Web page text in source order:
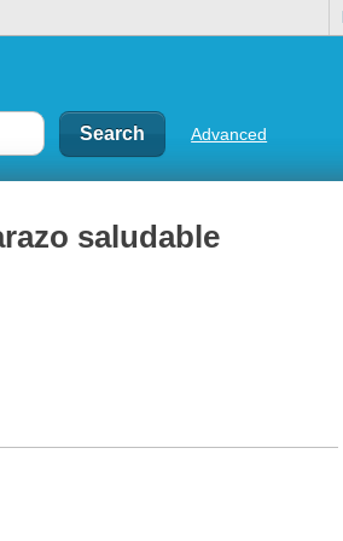
Advanced
saludable